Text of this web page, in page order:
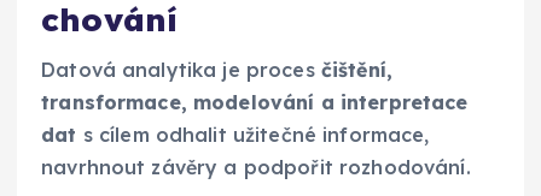
chování
Datová analytika je proces čištění,
transformace, modelování a interpretace
dat s cílem odhalit užitečné informace,
navrhnout závěry a podpořit rozhodování.